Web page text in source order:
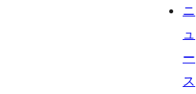
ニ
ュ
ー
ス